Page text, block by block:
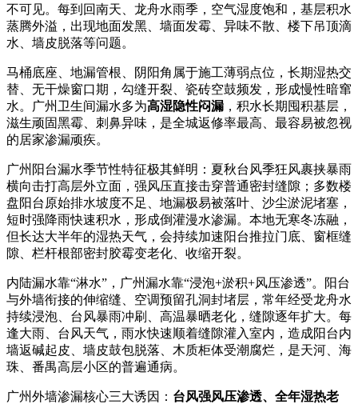
不可见。每到回南天、龙舟水雨季，空气湿度饱和，基层积水
蒸腾外溢，出现地面发黑、墙面发霉、异味不散、楼下吊顶滴
水、墙皮脱落等问题。
马桶底座、地漏管根、阴阳角属于施工薄弱点位，长期湿热交
替、无干燥窗口期，勾缝开裂、瓷砖空鼓频发，形成慢性暗窜
水。广州卫生间漏水多为高湿隐性闷漏 ，积水长期囤积基层，
滋生顽固黑霉、刺鼻异味，是全城返修率最高、最容易被忽视
的居家渗漏顽疾。
广州阳台漏水季节性特征极其鲜明：夏秋台风季狂风裹挟暴雨
横向击打高层外立面，强风压直接击穿普通密封缝隙；多数楼
盘阳台原始排水坡度不足、地漏极易被落叶、沙尘淤泥堵塞，
短时强降雨快速积水，形成倒灌漫水渗漏。本地无寒冬冻融，
但长达大半年的湿热天气，会持续加速阳台推拉门底、窗框缝
隙、栏杆根部密封胶霉变老化、收缩开裂。
内陆漏水靠“淋水”，广州漏水靠“浸泡+淤积+风压渗透”。阳台
与外墙衔接的伸缩缝、空调预留孔洞封堵层，常年经受龙舟水
持续浸泡、台风暴雨冲刷、高温暴晒老化，缝隙逐年扩大。每
逢大雨、台风天气，雨水快速顺着缝隙灌入室内，造成阳台内
墙返碱起皮、墙皮鼓包脱落、木质柜体受潮腐烂，是天河、海
珠、番禺高层小区的普遍通病。
广州外墙渗漏核心三大诱因： 台风强风压渗透、全年湿热老